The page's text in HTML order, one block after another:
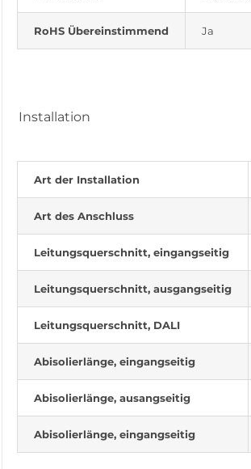
RoHS Übereinstimmend Ja
Installation
Art der Installation
Art des Anschluss
Leitungsquerschnitt, eingangseitig
Leitungsquerschnitt, ausgangseitig
Leitungsquerschnitt, DALI
Abisolierlänge, eingangseitig
Abisolierlänge, ausangseitig
Abisolierlänge, eingangseitig